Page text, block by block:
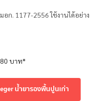
ก. 1177-2556 ใช้งานได้อย่าง
บาท*
น้ำยารองพื้นปูนเก่า